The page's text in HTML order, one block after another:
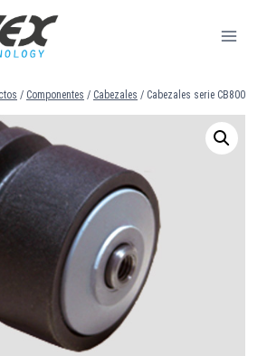
/ Componentes / Cabezales / Cabezales serie CB800